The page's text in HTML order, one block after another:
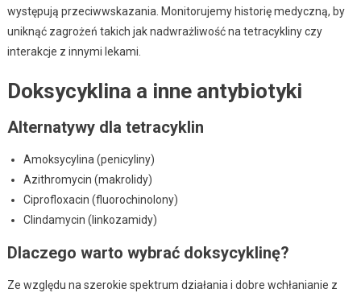
występują przeciwwskazania. Monitorujemy historię medyczną, by
uniknąć zagrożeń takich jak nadwrażliwość na tetracykliny czy
interakcje z innymi lekami.
Doksycyklina a inne antybiotyki
Alternatywy dla tetracyklin
Amoksycylina (penicyliny)
Azithromycin (makrolidy)
Ciprofloxacin (fluorochinolony)
Clindamycin (linkozamidy)
Dlaczego warto wybrać doksycyklinę?
Ze względu na szerokie spektrum działania i dobre wchłanianie z